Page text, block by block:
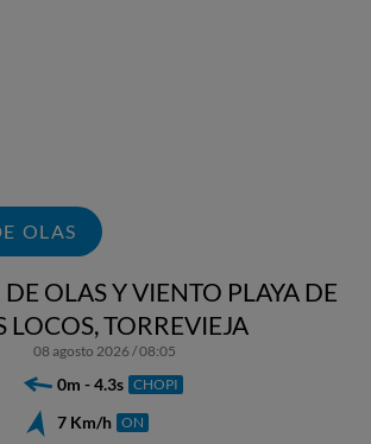
OLAS
OLAS Y VIENTO PLAYA DE
LOCOS, TORREVIEJA
08 agosto 2026 / 08:05
0m - 4.3s CHOPI
7 Km/h ON